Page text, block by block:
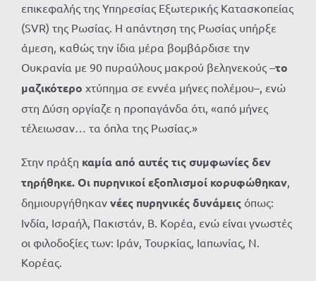
επικεφαλής της Υπηρεσίας Εξωτερικής Κατασκοπείας
(SVR) της Ρωσίας. Η απάντηση της Ρωσίας υπήρξε
άμεση, καθώς την ίδια μέρα βομβάρδισε την
Ουκρανία με 90 πυραύλους μακρού βεληνεκούς –το
μαζικότερο χτύπημα σε εννέα μήνες πολέμου–, ενώ
στη Δύση οργίαζε η προπαγάνδα ότι, «από μήνες
τέλειωσαν… τα όπλα της Ρωσίας.»
Στην πράξη καμία από αυτές τις συμφωνίες δεν
τηρήθηκε. Οι πυρηνικοί εξοπλισμοί κορυφώθηκαν,
δημιουργήθηκαν νέες πυρηνικές δυνάμεις όπως:
Ινδία, Ισραήλ, Πακιστάν, Β. Κορέα, ενώ είναι γνωστές
οι φιλοδοξίες των: Ιράν, Τουρκίας, Ιαπωνίας, Ν.
Κορέας.